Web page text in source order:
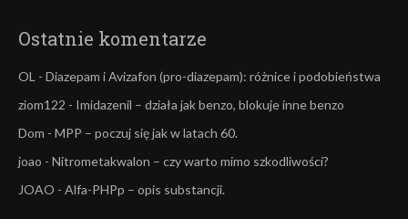
Ostatnie komentarze
OL - Diazepam i Avizafon (pro-diazepam): różnice i podobieństwa
ziom122 - Imidazenil – działa jak benzo, blokuje inne benzo
Dom - MPP – poczuj się jak w latach 60.
joao - Nitrometakwalon – czy warto mimo szkodliwości?
JOAO - Alfa-PHPp – opis substancji.